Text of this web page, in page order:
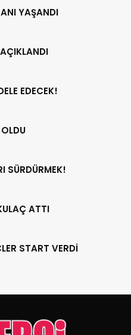
YAŞANDI
EDECEK!
OLDU
SÜRDÜRMEK!
ATTI
START VERDİ